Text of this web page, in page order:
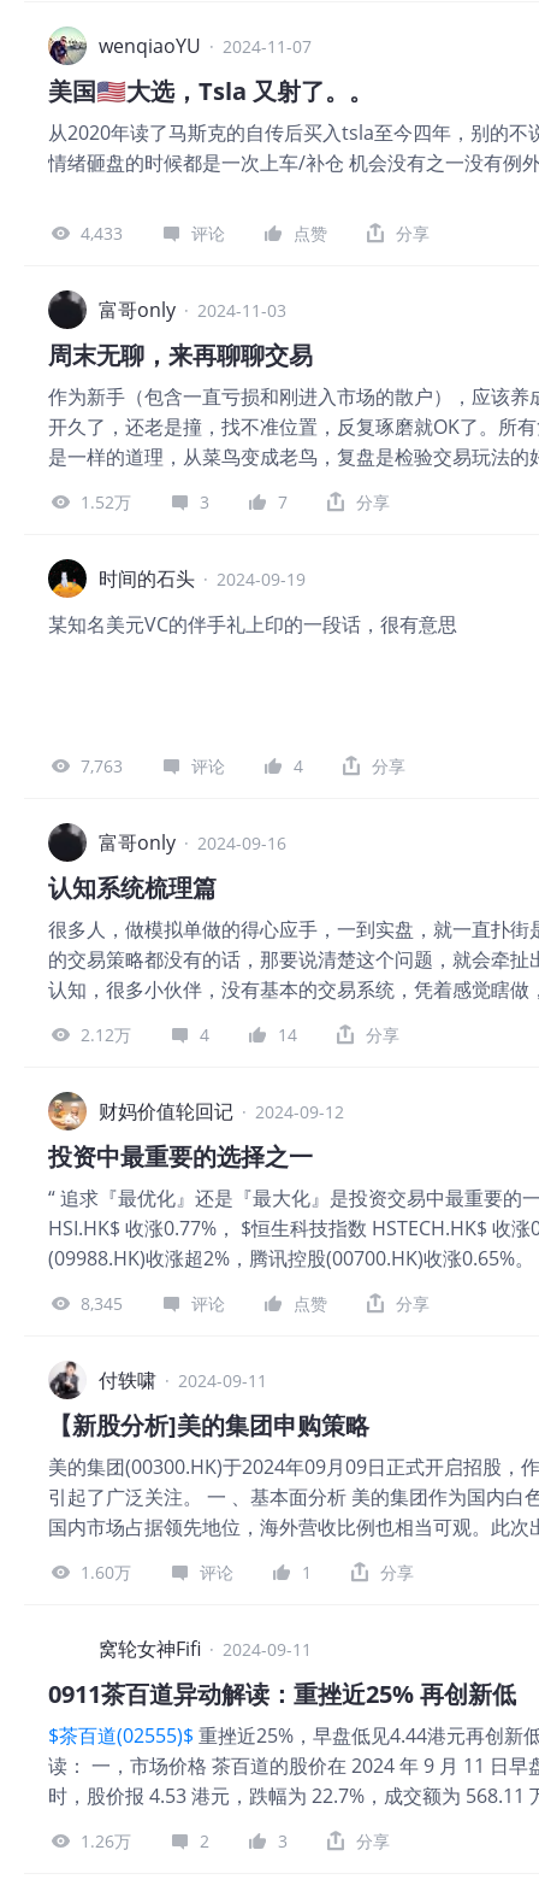
特大部分投资是在第一种情况下获利，也有小部分是第
股型投资），比如桑伯恩（地图）和登普斯特（农业机
有利的，我们买卖股票不是
一条 8）不要狂妄，不要自大，不要骄傲，市场很快会
亏损的主要原因
wenqiaoYU · 2024-11-07
美国🇺🇸大选，Tsla 又射了。。
从2020年读了马斯克的自传后买入tsla至今四年，别的
情绪砸盘的时候都是一次上车/补仓 机会没有之一没有例
4,433 评论 点赞 分享
富哥only · 2024-11-03
周末无聊，来再聊聊交易
作为新手（包含一直亏损和刚进入市场的散户），应该
开久了，还老是撞，找不准位置，反复琢磨就OK了。所
是一样的道理，从菜鸟变成老鸟，复盘是检验交易玩法
的变化节点，一点点的去感受开车的细节，深刻体会到
手动复盘能把人带入历史，模拟体会当时的心境，这很
统背后逻辑的理解，像大佬级交易员，一辈子琢磨的就
需求激增。供应却减少，这必然会让他回到平衡价位，
在我看来复盘是一场属于你个人的艺术创作，需要你用
每一笔交易涨跌对自己心态的影响，从而得到更为直观
的前提是不断复盘不断总结加强自己的信心，从而在后
自若的告诉自己，一切皆在预料之中，就像航海的船长
交钱去上所谓的辅导课，好好的一个找个房间，呆着复盘
1.52万 3 7 分享
时间的石头 · 2024-09-19
某知名美元VC的伴手礼上印的一段话，很有意思
7,763 评论 4 分享
富哥only · 2024-09-16
认知系统梳理篇
很多人，做模拟单做的得心应手，一到实盘，就一直扑
的交易策略都没有的话，那要说清楚这个问题，就会牵
认知，很多小伙伴，没有基本的交易系统，凭着感觉瞎
统，还是做不好盘的话，那很大程度上，是受到的情绪
念中，我们往往只有对赢的渴望，而忽略了对输的恐惧
去的时候，才能发挥正常水平，那怎样才能做到不害怕
金开始，就是这笔钱亏光你无所谓，10w不行5w，5w不
金，会让你手心不冒汗，心跳不应了，那就成功了，再
在交易的过程里，保持好心态，就是非常重要的，有了
仓，钱是赚不完的，重要操作起来就游刃有余了，不断
有了，对自己的交易系统的坚定也有了，然后再逐步增
何品种都是一样，循序渐进，一步一步，慢慢来，所以
心态问题从而导致动作变形，还有就是所谓的逢高做空
空，而在上涨趋势中，多头回调做多，才是所谓的稳重
知策略中，都是有明确信号的，差不多就这些,下课，下
2.12万 4 14 分享
财妈价值轮回记 · 2024-09-12
投资中最重要的选择之一
“ 追求『最优化』还是『最大化』是投资交易中最重要的
HSI.HK$ 收涨0.77%， $恒生科技指数 HSTECH.HK$ 收
(09988.HK)收涨超2%，腾讯控股(00700.HK)收涨0.65%
是很羡慕“复利先生”的一周一更，或者“沪上十二少”的
易/投资上； 因此，随着孕中后期能用在投资交易上的
着摩根·豪塞尔的畅销书《金钱心理学》， 正巧本周看到
杆的对话； 被其中马克斯说的一段话触动了，那段话是
间做出选择。最优化意味着，你要努力做得很好，但你
摩根所说的那样长期坚持下去。最大化则是尽你所能，
我最喜欢的三句格言之一，我认为这三句格言概括了整
五英尺的溪流也会淹死一个身高六英尺的人。”平均存活
意味着，你必须在糟糕的日子艰难生存。 如果你把你的
大化。而超过最佳点，就会降低你的生存概率。当你为
能越过溪流。每个人做投资都出于一个原因，就是认为
8,345 评论 点赞 分享
付轶啸 · 2024-09-11
【新股分析]美的集团申购策略
美的集团(00300.HK)于2024年09月09日正式开启招股，
引起了广泛关注。 一 、基本面分析 美的集团作为国内
国内市场占据领先地位，海外营收比例也相当可观。此
置，进一步拓宽公司的融资渠道。此外，近期国内家电
场机遇。深圳等地的家电折扣活动，不仅刺激了消费者
折让价格在18.92%-23.06%之间。与同为A+H股上市的
折让价格为14.04%。然而，考虑到美的集团的基本面和
力。 三、市场环境分析 近期A股市场表现疲弱，即将失
表现构成了一定的压力。然而，香港市场作为国际化的
有望为美的集团提供更为稳定的股价支撑。 四、申购策
认购9倍以内将不回拨，公开有5%的货；若认购倍数为
行盘子较大，当前市场认购情况预计难以触发回拨机制
定价下公开将有13.48亿元的货。 定价与绿鞋机制：据
1.60万 评论 1 分享
窝轮女神Fifi · 2024-09-11
0911茶百道异动解读：重挫近25% 再创新低
$茶百道(02555)$ 重挫近25%，早盘低见4.44港元再创新
读： 一，市场价格 茶百道的股价在 2024 年 9 月 11 日
时，股价报 4.53 港元，跌幅为 22.7%，成交额为
港币，净利润为 2.56 亿港币，营业净利率为 14.49%。
务报告 根据 2024 年上半年财务报告，茶百道的每股收
1.26万 2 3 分享